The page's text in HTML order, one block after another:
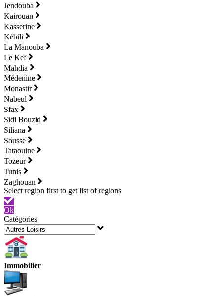
Jendouba
Kairouan
Kasserine
Kébili
La Manouba
Le Kef
Mahdia
Médenine
Monastir
Nabeul
Sfax
Sidi Bouzid
Siliana
Sousse
Tataouine
Tozeur
Tunis
Zaghouan
Ok
Catégories
Immobilier